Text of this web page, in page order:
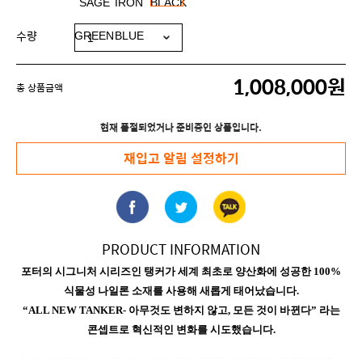
수량
총 상품금액 1,008,000원
현재 품절되었거나 준비중인 상품입니다.
재입고 알림 설정하기
PRODUCT INFORMATION
포터의 시그니처 시리즈인 탱커가 세계 최초로 양산화에 성공한 100%
식물성 나일론 소재를 사용해 새롭게 태어났습니다.
“ALL NEW TANKER- 아무것도 변하지 않고, 모든 것이 바뀐다” 라는
콘셉트로 혁신적인 변화를 시도했습니다.